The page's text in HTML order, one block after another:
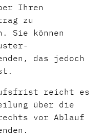
Ihren
zu
Sie können
das jedoch
reicht es
über die
vor Ablauf